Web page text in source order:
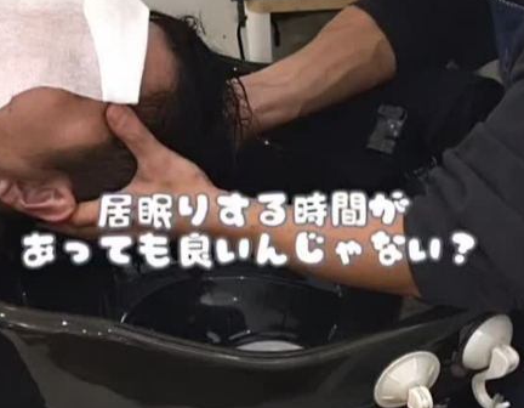
静かに過ごせる美容室を探すなら安心空間で
美容室で静かに過ごせる落ち着いた魅力
外の視線を気にせず安心できる美容室空間
読書やうたた寝も楽しめる美容室の過ごし方
初心者歓迎の美容室で理美容が苦手でも安心
美容室ならではの静かなリフレッシュ体験
西巣鴨駅近くで静かに過ごせる美容室選び
読書好き店長が迎える趣味で繋がる美容室体験
読書好き店長と趣味で繋がる美容室の魅力
を探すなら安心空間で
当日予約OK
元の目安2,3cm◎根元カラーとクイックトリートメ
ト付き◎白髪染め、おしゃれ染めOK◎ブリーチ、
ハイライト等NG☆レブリン酸、植物美容オイル配合
のカラー剤使用★クイックTRを一緒に♪